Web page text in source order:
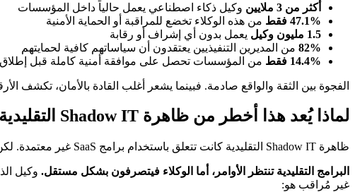
أكثر من 3 ملايين
وكيل ذكاء اصطناعي يعمل حالياً داخل المؤسسات
47.1% فقط
من هذه الوكلاء تخضع للمراقبة أو الحماية الأمنية
1.5 مليون وكيل
يعمل بدون أي إشراف أو رقابة
82% من المديرين التنفيذيين يعتقدون أن سياساتهم كافية لحمايتهم
14.4% فقط
من المؤسسات تحصل على موافقة أمنية كاملة قبل إطلاق
الفجوة بين الثقة والواقع صادمة. فبينما يشعر أغلب القادة بالأمان، تكشف
لماذا يُعد هذا أخطر من ظاهرة Shadow IT التقليدية؟
ظاهرة Shadow IT التقليدية كانت تتعلق باستخدام برامج SaaS غير معتمدة. لكن انتشار وكلاء الذكاء الاصطناعي العشوائي يختلف جذرياً:
البرامج التقليدية تنتظر الأوامر، أما الوكلاء فيتصرفون بشكل مستقل. وكيل
غير مُراقب هو: